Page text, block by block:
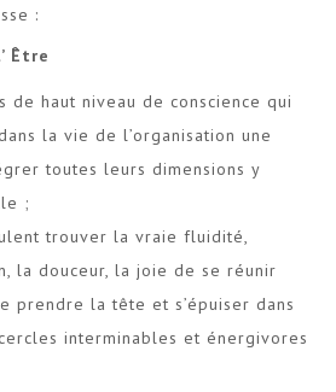
:
Être
de haut niveau de conscience qui
la vie de l’organisation une
toutes leurs dimensions y
;
trouver la vraie fluidité,
la douceur, la joie de se réunir
prendre la tête et s’épuiser dans
interminables et énergivores